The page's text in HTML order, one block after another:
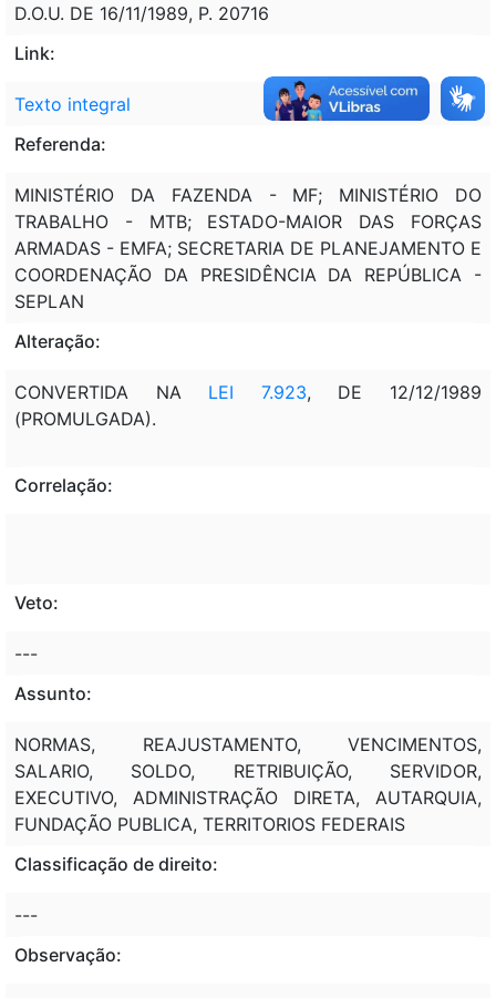
D.O.U. DE 16/11/1989, P. 20716
Link:
Texto integral
Referenda:
MINISTÉRIO DA FAZENDA - MF; MINISTÉRIO DO
TRABALHO - MTB; ESTADO-MAIOR DAS FORÇAS
ARMADAS - EMFA; SECRETARIA DE PLANEJAMENTO E
COORDENAÇÃO DA PRESIDÊNCIA DA REPÚBLICA -
SEPLAN
Alteração:
CONVERTIDA NA LEI 7.923, DE 12/12/1989
(PROMULGADA).
Correlação:
Veto:
---
Assunto:
NORMAS, REAJUSTAMENTO, VENCIMENTOS,
SALARIO, SOLDO, RETRIBUIÇÃO, SERVIDOR,
EXECUTIVO, ADMINISTRAÇÃO DIRETA, AUTARQUIA,
FUNDAÇÃO PUBLICA, TERRITORIOS FEDERAIS
Classificação de direito:
---
Observação: